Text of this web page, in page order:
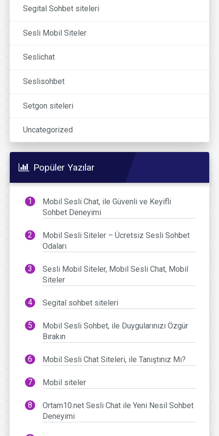
Segital Sohbet siteleri
Sesli Mobil Siteler
Seslichat
Seslisohbet
Setgon siteleri
Uncategorized
Popüler Yazılar
Mobil Sesli Chat, ile Güvenli ve Keyifli
Sohbet Deneyimi
Mobil Sesli Siteler – Ücretsiz Sesli Sohbet
Odaları
Sesli Mobil Siteler, Mobil Sesli Chat, Mobil
Siteler
Segital sohbet siteleri
Mobil Sesli Sohbet, ile Duygularınızı Özgür
Bırakın
Mobil Sesli Chat Siteleri, ile Tanıştınız Mı?
Mobil siteler
Ortam10.net Sesli Chat ile Yeni Nesil Sohbet
Deneyimi